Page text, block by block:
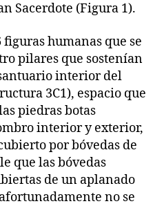
Sacerdote (Figura 1).
figuras humanas que se
pilares que sostenían
interior del
3C1), espacio que
piedras botas
interior y exterior,
por bóvedas de
que las bóvedas
de un aplanado
no se